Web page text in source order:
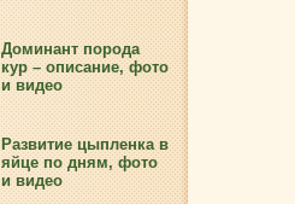
Доминант порода
кур – описание, фото
и видео
Развитие цыпленка в
яйце по дням, фото
и видео